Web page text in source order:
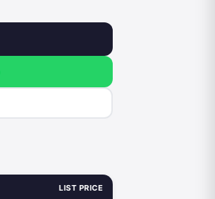
LIST PRICE